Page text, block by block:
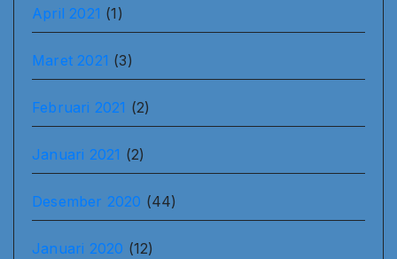
April 2021 (1)
Maret 2021 (3)
Februari 2021 (2)
Januari 2021 (2)
Desember 2020 (44)
Januari 2020 (12)